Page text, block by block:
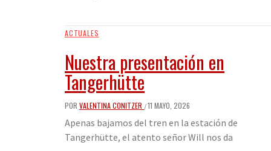
ACTUALES
Nuestra presentación en
Tangerhütte
POR VALENTINA CONITZER /11 MAYO, 2026
Apenas bajamos del tren en la estación de
Tangerhütte, el atento señor Will nos da